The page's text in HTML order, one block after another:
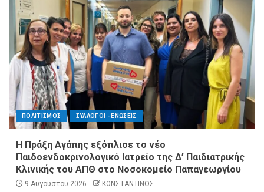
ΠΟΛΙΤΙΣΜΟΣ ΣΥΛΛΟΓΟΙ - ΕΝΩΣΕΙΣ
Η Πράξη Αγάπης εξόπλισε το νέο
Παιδοενδοκρινολογικό Ιατρείο της Δ’ Παιδιατρικής
Κλινικής του ΑΠΘ στο Νοσοκομείο Παπαγεωργίου
9 Αυγούστου 2026 ΚΩΝΣΤΑΝΤΙΝΟΣ